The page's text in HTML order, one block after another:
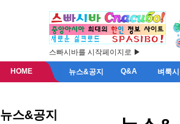
스빠시바를 시작페이지로 ▶
HOME 뉴스&공지 Q&A 벼룩
뉴스&공지